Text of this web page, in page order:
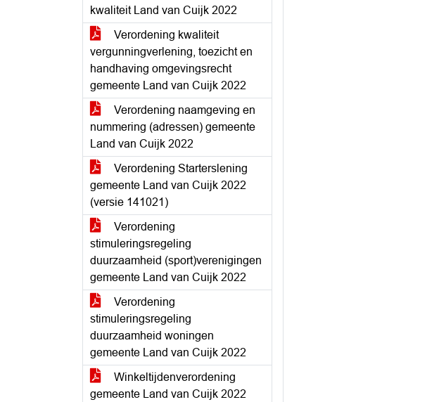
kwaliteit Land van Cuijk 2022
Verordening kwaliteit
vergunningverlening, toezicht en
handhaving omgevingsrecht
gemeente Land van Cuijk 2022
Verordening naamgeving en
nummering (adressen) gemeente
Land van Cuijk 2022
Verordening Starterslening
gemeente Land van Cuijk 2022
(versie 141021)
Verordening
stimuleringsregeling
duurzaamheid (sport)verenigingen
gemeente Land van Cuijk 2022
Verordening
stimuleringsregeling
duurzaamheid woningen
gemeente Land van Cuijk 2022
Winkeltijdenverordening
gemeente Land van Cuijk 2022